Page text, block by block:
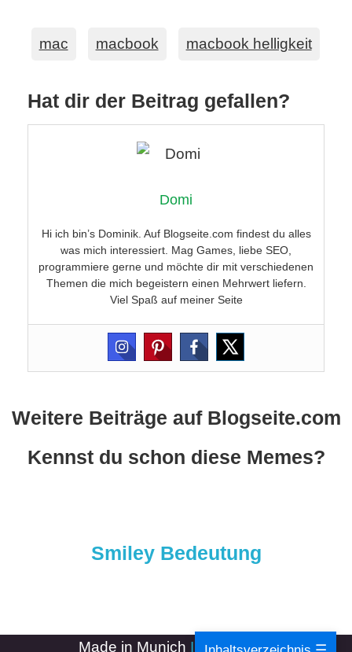
mac macbook macbook helligkeit
Hat dir der Beitrag gefallen?
Domi
Hi ich bin’s Dominik. Auf Blogseite.com findest du alles
was mich interessiert. Mag Games, liebe SEO,
programmiere gerne und möchte dir mit verschiedenen
Themen die mich begeistern einen Mehrwert liefern.
Viel Spaß auf meiner Seite
Weitere Beiträge auf Blogseite.com
Kennst du schon diese Memes?
Smiley Bedeutung
Made in Munich Impressum-